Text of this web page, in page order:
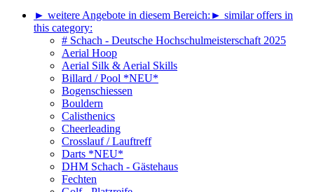
► weitere Angebote in diesem Bereich: ► similar offers in
this category:
# Schach - Deutsche Hochschulmeisterschaft 2025
Aerial Hoop
Aerial Silk & Aerial Skills
Billard / Pool *NEU*
Bogenschiessen
Bouldern
Calisthenics
Cheerleading
Crosslauf / Lauftreff
Darts *NEU*
DHM Schach - Gästehaus
Fechten